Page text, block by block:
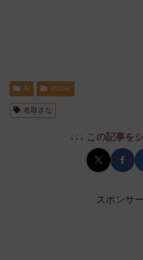
AI vtuber
名取さな
↓↓↓ この記事を
スポンサ